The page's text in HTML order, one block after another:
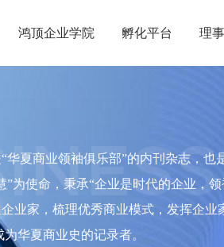
鸿顶企业学院 孵化平台 理
华夏商业领袖俱乐部”的内刊杂志，
”为使命，秉承“企业是时代的企业，
业家，梳理优秀商业模式，发挥企业
华夏商业史的记录者。